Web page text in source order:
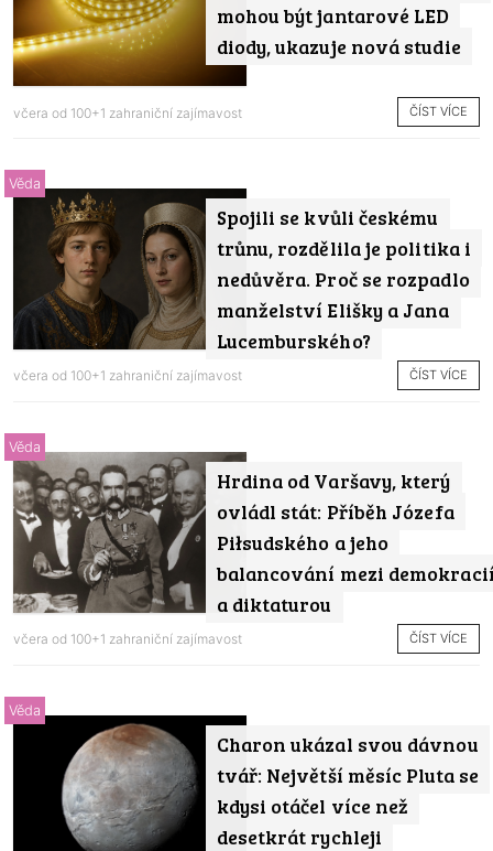
mohou být jantarové LED
diody, ukazuje nová studie
včera od 100+1 zahraniční zajímavost ČÍST VÍCE
Spojili se kvůli českému
trůnu, rozdělila je politika i
nedůvěra. Proč se rozpadlo
manželství Elišky a Jana
Lucemburského?
Věda
včera od 100+1 zahraniční zajímavost ČÍST VÍCE
Hrdina od Varšavy, který
ovládl stát: Příběh Józefa
Piłsudského a jeho
balancování mezi
a diktaturou
Věda
včera od 100+1 zahraniční zajímavost ČÍST VÍCE
Charon ukázal svou dávnou
tvář: Největší měsíc Pluta se
kdysi otáčel více než
desetkrát rychleji
Věda